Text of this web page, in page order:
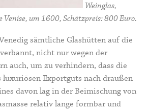
Weinglas,
Venise, um 1600, Schätzpreis: 800 Euro.
sämtliche Glashütten auf die
nicht nur wegen der
auch, um zu verhindern, dass die
luxuriösen Exportguts nach draußen
davon lag in der Beimischung von
relativ lange formbar und